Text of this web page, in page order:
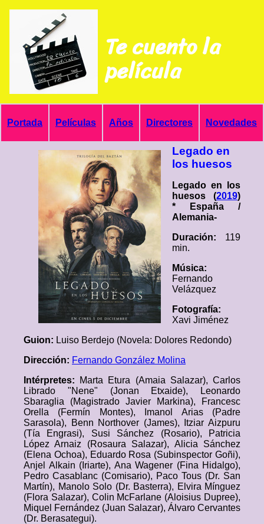
Te cuento la
película
Portada Películas Años Directores Novedades
Legado en
los huesos
Legado en los
huesos (2019)
* España /
Alemania-
Duración: 119
min.
Música:
Fernando
Velázquez
Fotografía:
Xavi Jiménez
Guion: Luiso Berdejo (Novela: Dolores Redondo)
Dirección: Fernando González Molina
Intérpretes:
Marta Etura (Amaia Salazar), Carlos
Librado "Nene" (Jonan Etxaide), Leonardo
Sbaraglia (Magistrado Javier Markina), Francesc
Orella (Fermín Montes), Imanol Arias (Padre
Sarasola), Benn Northover (James), Itziar Aizpuru
(Tía Engrasi), Susi Sánchez (Rosario), Patricia
López Arnaiz (Rosaura Salazar), Alicia Sánchez
(Elena Ochoa), Eduardo Rosa (Subinspector Goñi),
Anjel Alkain (Iriarte), Ana Wagener (Fina Hidalgo),
Pedro Casablanc (Comisario), Paco Tous (Dr. San
Martín), Manolo Solo (Dr. Basterra), Elvira Mínguez
(Flora Salazar), Colin McFarlane (Aloisius Dupree),
Miquel Fernández (Juan Salazar), Álvaro Cervantes
(Dr. Berasategui).